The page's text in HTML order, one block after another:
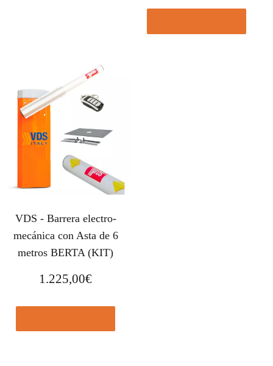
VDS - Barrera electro-
mecánica con Asta de 6
metros BERTA (KIT)
1.225,00€